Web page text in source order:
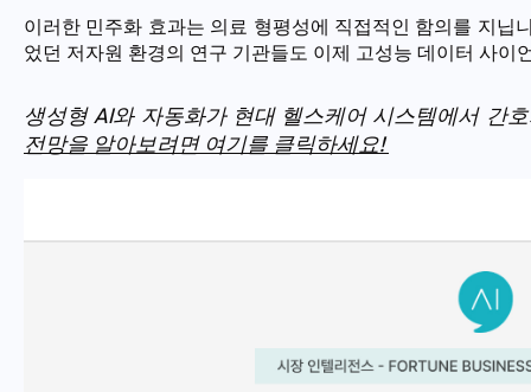
이러한 민주화 효과는 의료 형평성에 직접적인 함의를 지닙
었던 저자원 환경의 연구 기관들도 이제 고성능 데이터 사이
생성형 AI와 자동화가 현대 헬스케어 시스템에서 간
전망을 알아보려면 여기를 클릭하세요!